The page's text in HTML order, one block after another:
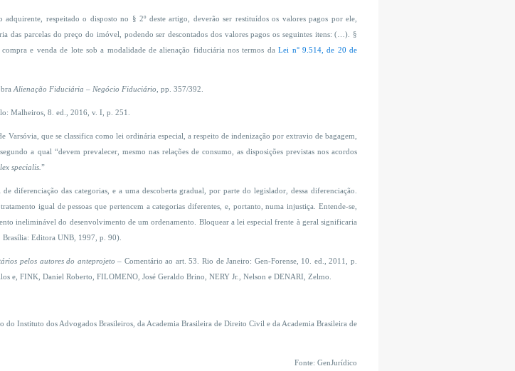
respeitado o disposto no § 2º deste artigo, deverão ser restituídos os valores pagos por ele,
das parcelas do preço do imóvel, podendo ser descontados dos valores pagos os seguintes itens: (…). §
e venda de lote sob a modalidade de alienação fiduciária nos termos daLei n° 9.514, de 20 de
Alienação Fiduciária – Negócio Fiduciário , pp. 357/392.
Malheiros, 8. ed., 2016, v. I, p. 251.
Varsóvia, que se classifica como lei ordinária especial, a respeito de indenização por extravio de bagagem,
a qual “devem prevalecer, mesmo nas relações de consumo, as disposições previstas nos acordos
lex specialis. ”
diferenciação das categorias, e a uma descoberta gradual, por parte do legislador, dessa diferenciação.
igual de pessoas que pertencem a categorias diferentes, e, portanto, numa injustiça. Entende-se,
ineliminável do desenvolvimento de um ordenamento. Bloquear a lei especial frente à geral significaria
. Brasília: Editora UNB, 1997, p. 90).
pelos autores do anteprojeto – Comentário ao art. 53. Rio de Janeiro: Gen-Forense, 10. ed., 2011, p.
e, FINK, Daniel Roberto, FILOMENO, José Geraldo Brino, NERY Jr., Nelson e DENARI, Zelmo.
Instituto dos Advogados Brasileiros, da Academia Brasileira de Direito Civil e da Academia Brasileira de
Fonte: GenJurídico